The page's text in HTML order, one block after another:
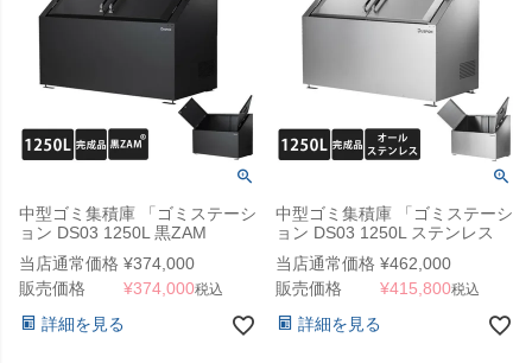
中型ゴミ集積庫 「ゴミステーシ
ョン DS03 1250L 黒ZAM
W1500×900×H1100mm」
当店通常価格 ¥374,000
販売価格
¥374,000税込
詳細を見る
中型ゴミ集積庫 「ゴミステーシ
ョン DS03 1250L ステンレス
W1500×D900×H1100mm」
当店通常価格 ¥462,000
販売価格
¥415,800税込
詳細を見る